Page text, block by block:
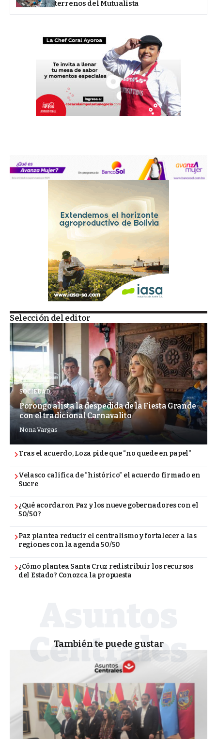
terrenos del Mutualista
Selección del editor
SOCIEDAD
Porongo alista la despedida de la Fiesta Grande
con el tradicional Carnavalito
Nona Vargas
Tras el acuerdo, Loza pide que “no quede en papel”
Velasco califica de “histórico” el acuerdo firmado en
Sucre
¿Qué acordaron Paz y los nueve gobernadores con el
50/50?
Paz plantea reducir el centralismo y fortalecer a las
regiones con la agenda 50/50
¿Cómo plantea Santa Cruz redistribuir los recursos
del Estado? Conozca la propuesta
También te puede gustar